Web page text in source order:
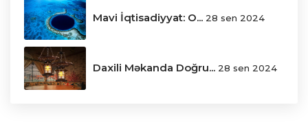
Mavi İqtisadiyyat: O... 28 sen 2024
Daxili Məkanda Doğru... 28 sen 2024